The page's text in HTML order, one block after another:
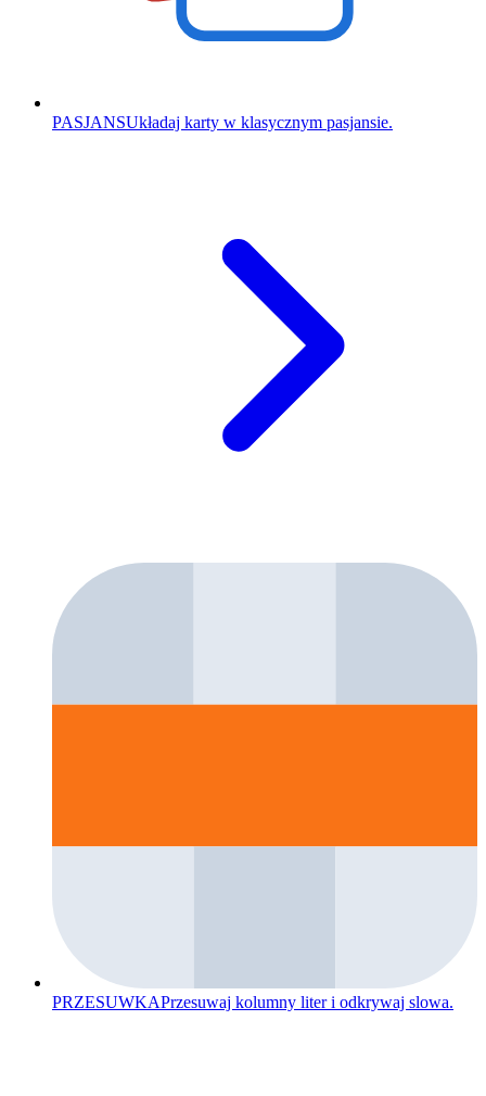
PASJANSUkładaj karty w klasycznym pasjansie.
PRZESUWKAPrzesuwaj kolumny liter i odkrywaj slowa.